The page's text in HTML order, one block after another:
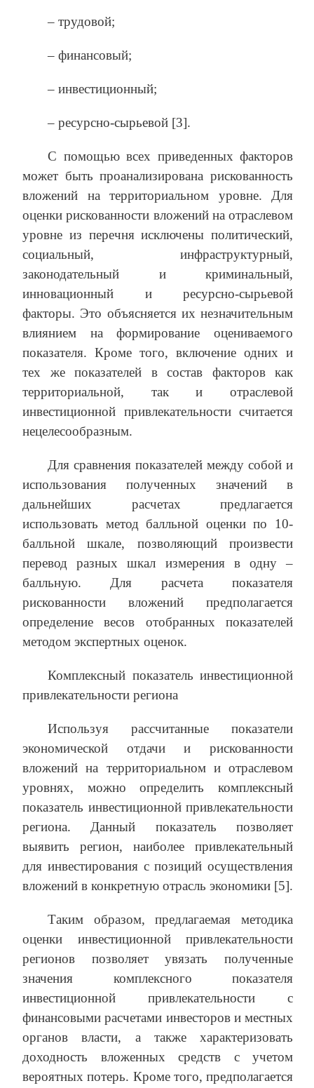
– трудовой;
– финансовый;
– инвестиционный;
– ресурсно-сырьевой [3].
С помощью всех приведенных факторов
может быть проанализирована рискованность
вложений на территориальном уровне. Для
оценки рискованности вложений на отрасле­вом
уровне из перечня исключены политический,
социальный, инфраструктурный,
законодательный и криминальный,
инновационный и ресурсно-сырьевой
факторы. Это объясняется их незначительным
влиянием на формирование оцениваемого
показателя. Кроме того, включение одних и
тех же показателей в состав факторов как
территори­альной, так и отраслевой
инвестиционной привлекательности считается
нецелесообразным.
Для сравнения показателей между собой и
использования полученных значений в
дальнейших расчетах предлагается
использовать метод балльной оценки по 10-
балльной шкале, позволяющий произвести
перевод разных шкал измерения в одну –
балльную. Для расчета показателя
рискованности вложений предполагается
определение весов отобранных показателей
методом экспертных оценок.
Комплексный показатель инвестиционной
привлекательности региона
Используя рассчитанные показатели
экономической отдачи и рискованности
вложений на территориальном и отраслевом
уровнях, можно определить комплексный
показатель инвестиционной привлекательности
региона. Данный показатель позволяет
выявить регион, наиболее привлекательный
для инвестирования с позиций осуществления
вложений в конкретную отрасль экономики [5].
Таким образом, предлагаемая методика
оценки инвестиционной привлекательности
регионов позволяет увязать полученные
значения комплексного показателя
инвестиционной привлекательности с
финансовыми расчетами инвесторов и местных
органов власти, а также характеризовать
доходность вложенных средств с учетом
вероятных потерь. Кроме того, предполагается